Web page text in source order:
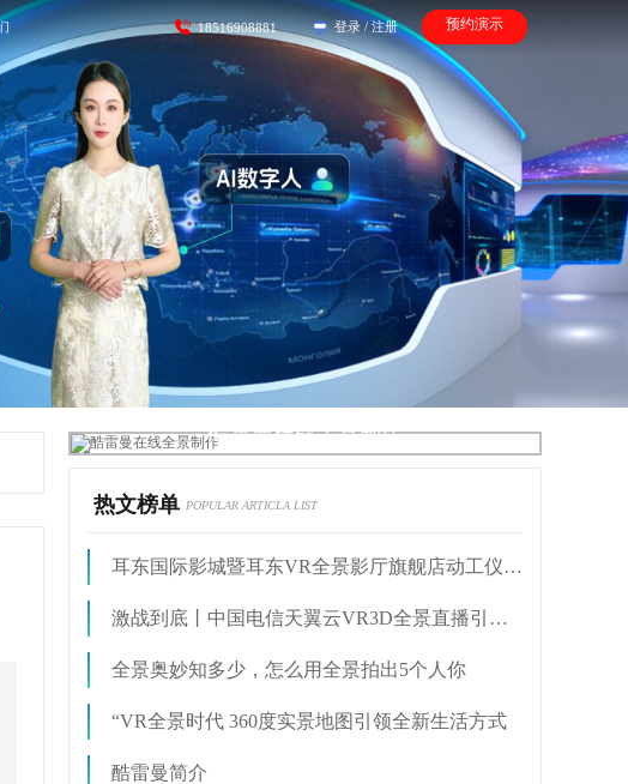
18516908881 登录 / 注册 预约演示
酷雷曼在线全景制作
热文榜单 POPULAR ARTICLA LIST
耳东国际影城暨耳东VR全景影厅旗舰店动工仪式盛大举行
激战到底丨中国电信天翼云VR3D全景直播引燃拳击热火
全景奥妙知多少，怎么用全景拍出5个人你
“VR全景时代 360度实景地图引领全新生活方式
酷雷曼简介